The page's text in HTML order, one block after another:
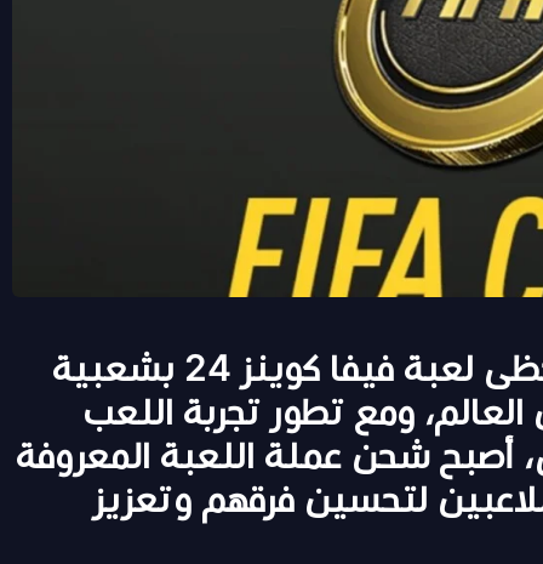
في عالم الألعاب الإلكترونية، تحظى لعبة فيفا كوينز 24 بشعبية
ومع تطور تجربة اللعب
أصبح شحن عملة اللعبة المعروفة
لتحسين فرقهم وتعزيز